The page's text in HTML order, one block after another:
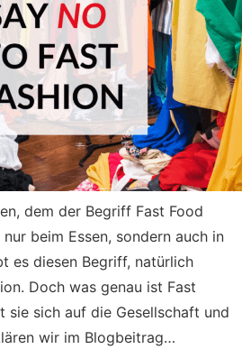
dem der Begriff Fast Food
beim Essen, sondern auch in
es diesen Begriff, natürlich
Doch was genau ist Fast
sie sich auf die Gesellschaft und
wir im Blogbeitrag…